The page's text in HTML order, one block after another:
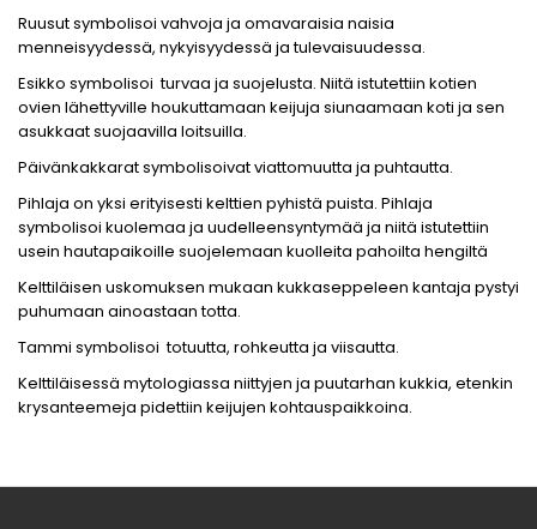
Ruusut symbolisoi vahvoja ja omavaraisia naisia
menneisyydessä, nykyisyydessä ja tulevaisuudessa.
Esikko symbolisoi turvaa ja suojelusta. Niitä istutettiin kotien
ovien lähettyville houkuttamaan keijuja siunaamaan koti ja sen
asukkaat suojaavilla loitsuilla.
Päivänkakkarat symbolisoivat viattomuutta ja puhtautta.
Pihlaja on yksi erityisesti kelttien pyhistä puista. Pihlaja
symbolisoi kuolemaa ja uudelleensyntymää ja niitä istutettiin
usein hautapaikoille suojelemaan kuolleita pahoilta hengiltä
Kelttiläisen uskomuksen mukaan kukkaseppeleen kantaja pystyi
puhumaan ainoastaan totta.
Tammi symbolisoi totuutta, rohkeutta ja viisautta.
Kelttiläisessä mytologiassa niittyjen ja puutarhan kukkia, etenkin
krysanteemeja pidettiin keijujen kohtauspaikkoina.